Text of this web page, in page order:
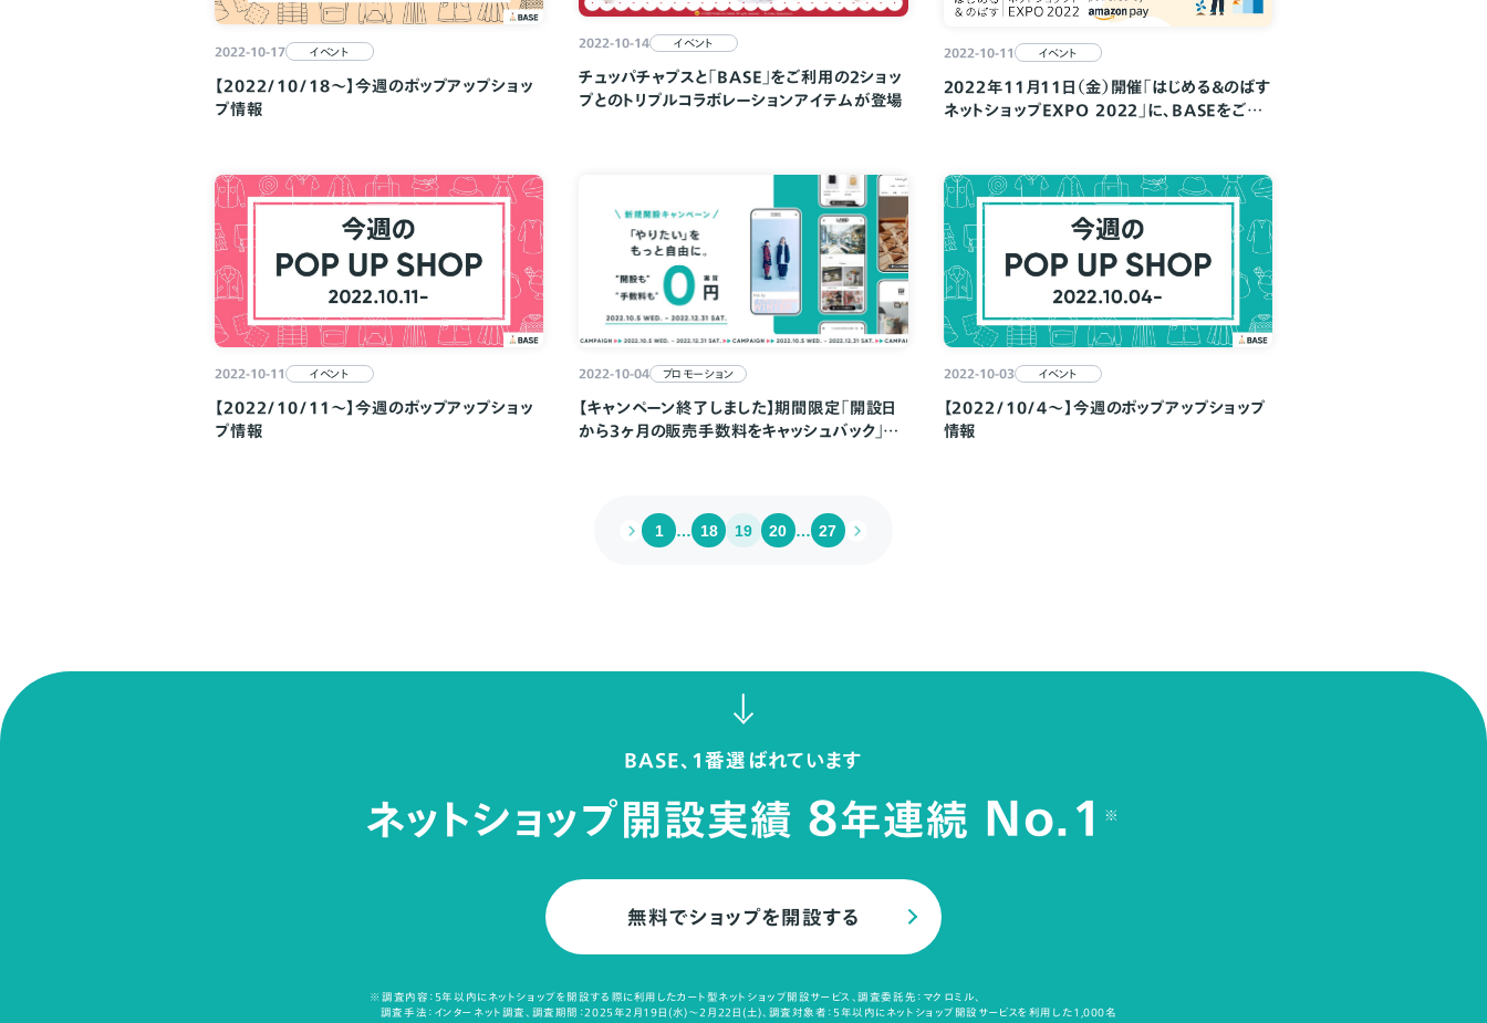
2022-10-17 イベント
【2022/10/18～】今週のポップアップショッ
プ情報
2022-10-14 イベント
チュッパチャプスと「BASE」をご利用の2ショッ
プとのトリプルコラボレーションアイテムが登場
2022-10-11 イベント
2022年11月11日（金）開催「はじめる＆のばす
ネットショップEXPO 2022」に、BASEをご利
2022-10-11 イベント
【2022/10/11～】今週のポップアップショッ
プ情報
2022-10-04 プロモーション
【キャンペーン終了しました】期間限定「開設日
から3ヶ月の販売手数料をキャッシュバック」キ
2022-10-03 イベント
【2022/10/4～】今週のポップアップショップ
情報
1 … 18 19 20 … 27
BASE、1番選ばれています
ネットショップ開設実績 8年連続 No.1 ※
無料でショップを開設する
※調査内容：5年以内にネットショップを開設する際に利用したカート型ネットショップ開設サービス、調査委託先：マクロミル、
調査手法：インターネット調査、調査期間：2025年2月19日(水)～2月22日(土)、調査対象者：5年以内にネットショップ開設サービスを利用した1,000名